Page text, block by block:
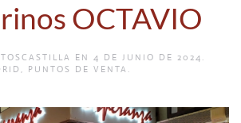
OCTAVIO
EN 4 DE JUNIO DE 2024 .
, PUNTOS DE VENTA .